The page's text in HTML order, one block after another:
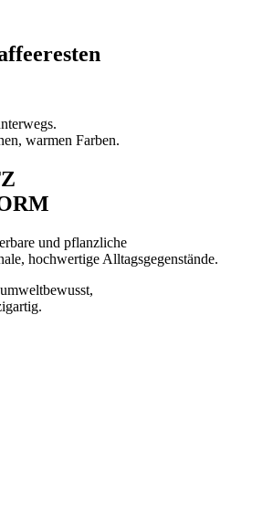
warmen Farben.
und pflanzliche
hochwertige Alltagsgegenstände.